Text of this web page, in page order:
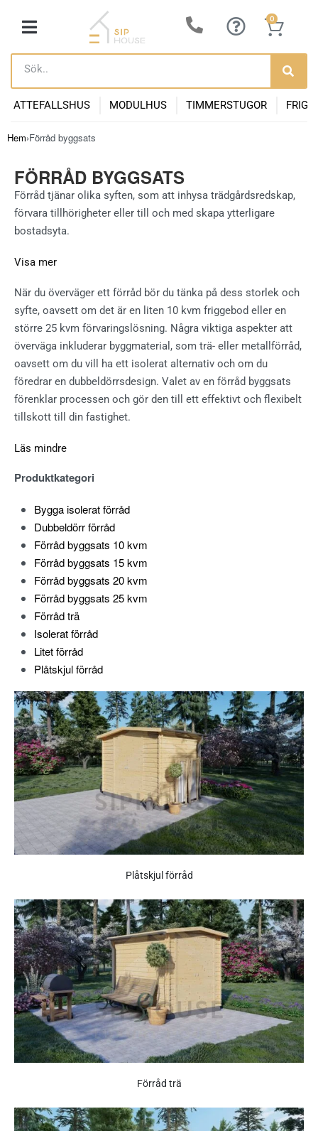
0
ATTEFALLSHUS MODULHUS TIMMERSTUGOR
Hem›Förråd byggsats
FÖRRÅD BYGGSATS
Förråd tjänar olika syften, som att inhysa trädgårdsredskap,
förvara tillhörigheter eller till och med skapa ytterligare
bostadsyta.
Visa mer
När du överväger ett förråd bör du tänka på dess storlek och
syfte, oavsett om det är en liten 10 kvm friggebod eller en
större 25 kvm förvaringslösning. Några viktiga aspekter att
överväga inkluderar byggmaterial, som trä- eller metallförråd,
oavsett om du vill ha ett isolerat alternativ och om du
föredrar en dubbeldörrsdesign. Valet av en förråd byggsats
förenklar processen och gör den till ett effektivt och flexibelt
tillskott till din fastighet.
Läs mindre
Produktkategori
Bygga isolerat förråd
Dubbeldörr förråd
Förråd byggsats 10 kvm
Förråd byggsats 15 kvm
Förråd byggsats 20 kvm
Förråd byggsats 25 kvm
Förråd trä
Isolerat förråd
Litet förråd
Plåtskjul förråd
Plåtskjul förråd
Förråd trä